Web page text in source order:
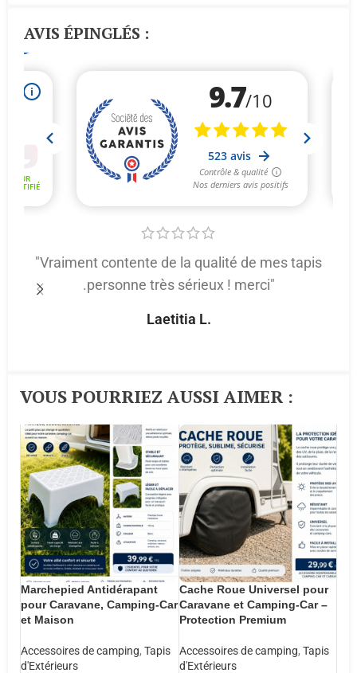
AVIS ÉPINGLÉS :
"Vraiment contente de la qualité de mes tapis
.personne très sérieux ! merci"
Laetitia L.
VOUS POURRIEZ AUSSI AIMER :​
Marchepied Antidérapant
pour Caravane, Camping-Car
et Maison
Accessoires de camping, Tapis
d'Extérieurs
Cache Roue Universel pour
Caravane et Camping-Car –
Protection Premium
Accessoires de camping, Tapis
d'Extérieurs